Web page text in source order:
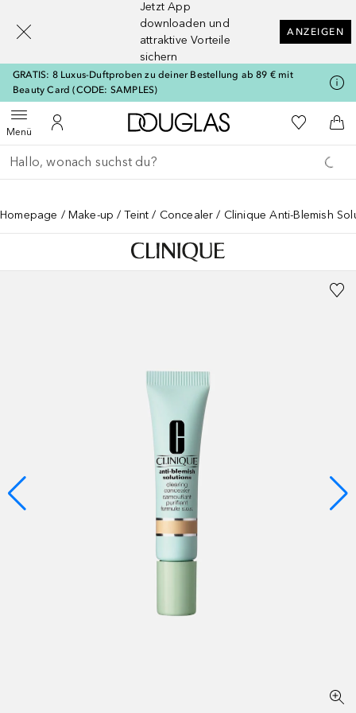
Jetzt App
downloaden und
attraktive Vorteile
sichern
ANZEIGEN
GRATIS: 8 Luxus-Duftproben zu deiner Bestellung ab 89 € mit
Beauty Card (CODE: SAMPLES)
MenüMenü öffnenZu Meinem Kundenkonto
Zur Douglas Startseite
Zu Meiner
Gehe zurück
Suche ausführen
Homepage Make-up Teint Concealer Clinique Anti-Blemish
[navigation.slideout.screenreader]